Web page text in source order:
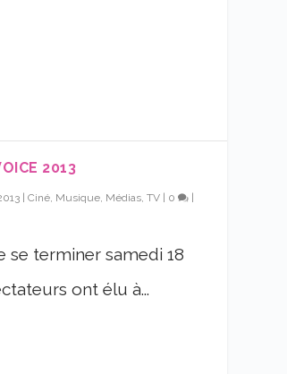
2013
|Ciné, Musique, Médias, TV | 0 |
se terminer samedi 18
ont élu à...